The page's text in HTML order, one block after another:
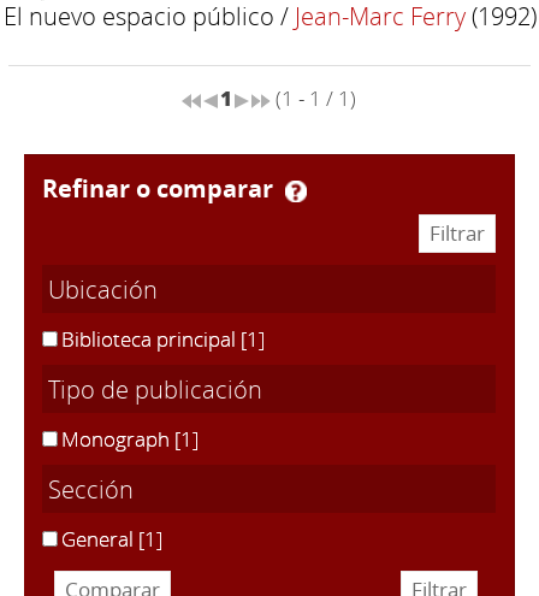
El nuevo espacio público / Jean-Marc Ferry(1992)
1 (1 - 1 / 1)
refinar o comparar
Ubicación
Biblioteca principal [1]
Tipo de publicación
Monograph [1]
Sección
General [1]